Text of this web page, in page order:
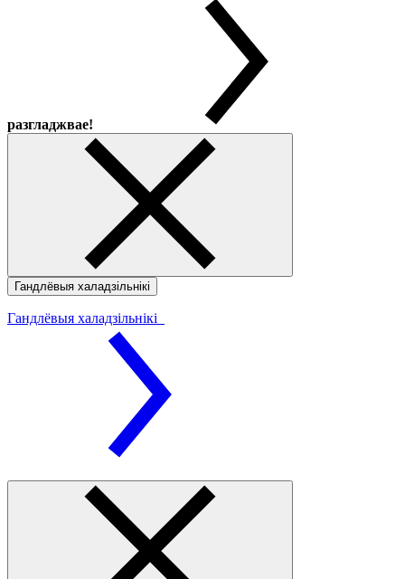
разгладжвае!
Гандлёвыя халадзільнікі
Гандлёвыя халадзільнікі